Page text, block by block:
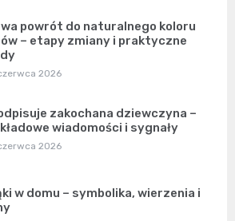
powrót do naturalnego koloru
– etapy zmiany i praktyczne
2026
zakochana dziewczyna –
wiadomości i sygnały
2026
w domu – symbolika, wierzenia i